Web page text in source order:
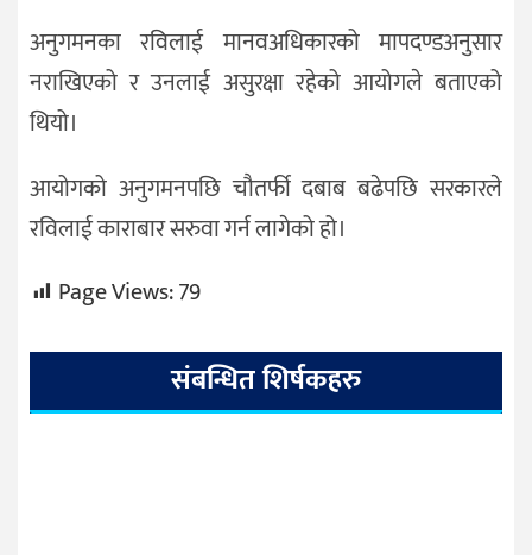
अनुगमनका रविलाई मानवअधिकारको मापदण्डअनुसार
नराखिएको र उनलाई असुरक्षा रहेको आयोगले बताएको
थियो।
आयोगको अनुगमनपछि चौतर्फी दबाब बढेपछि सरकारले
रविलाई काराबार सरुवा गर्न लागेको हो।
Page Views:79
संबन्धित शिर्षकहरु